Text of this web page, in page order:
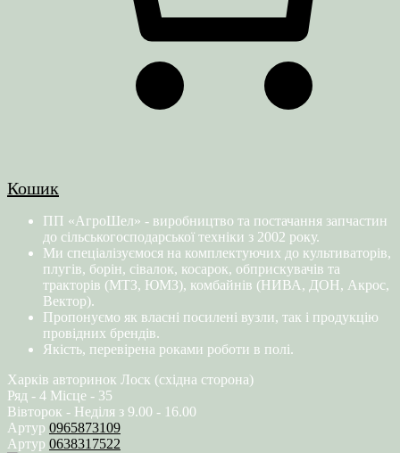
Кошик
ПП «АгроШел» - виробництво та постачання запчастин
до сільськогосподарської техніки з 2002 року.
Ми спеціалізуємося на комплектуючих до культиваторів,
плугів, борін, сівалок, косарок, обприскувачів та
тракторів (МТЗ, ЮМЗ), комбайнів (НИВА, ДОН, Акрос,
Вектор).
Пропонуємо як власні посилені вузли, так і продукцію
провідних брендів.
Якість, перевірена роками роботи в полі.
Харків авторинок Лоск (східна сторона)
Ряд - 4 Місце - 35
Вівторок - Неділя з 9.00 - 16.00
Артур 0965873109
Артур 0638317522